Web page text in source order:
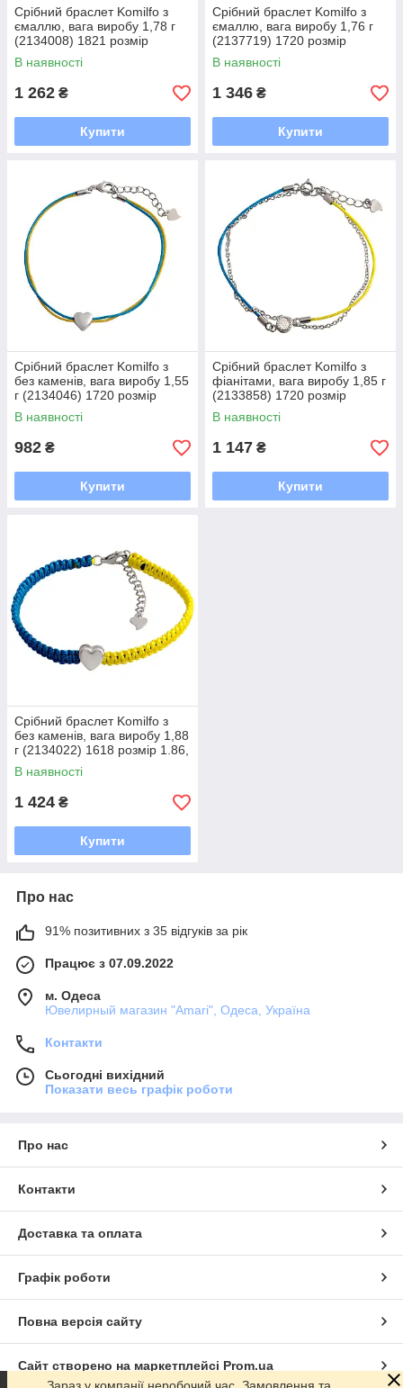
Срібний браслет Komilfo з
ємаллю, вага виробу 1,78 г
(2134008) 1821 розмір
В наявності
1 262 ₴
Купити
Срібний браслет Komilfo з
ємаллю, вага виробу 1,76 г
(2137719) 1720 розмір
В наявності
1 346 ₴
Купити
Срібний браслет Komilfo з
без каменів, вага виробу 1,55
г (2134046) 1720 розмір
В наявності
982 ₴
Купити
Срібний браслет Komilfo з
фіанітами, вага виробу 1,85 г
(2133858) 1720 розмір
В наявності
1 147 ₴
Купити
Срібний браслет Komilfo з
без каменів, вага виробу 1,88
г (2134022) 1618 розмір 1.86,
17-20
В наявності
1 424 ₴
Купити
Про нас
91% позитивних з 35 відгуків за рік
Працює з 07.09.2022
м. Одеса
Ювелирный магазин "Amari", Одеса, Україна
Контакти
Сьогодні вихідний
Показати весь графік роботи
Про нас
Контакти
Доставка та оплата
Графік роботи
Повна версія сайту
Сайт створено на маркетплейсі Prom.ua